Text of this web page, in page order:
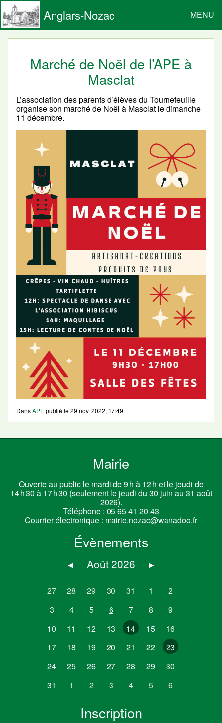
Anglars-Nozac MENU
Marché de Noël de l’APE à
Masclat
L’association des parents d’élèves du Tournefeuille
organise son marché de Noël à Masclat le dimanche
11 décembre.
DansAPEpublié le29 nov. 2022, 17:49
Mairie
Ouverte au public le mardi de 9 h à 12 h et le jeudi de
14 h 30 à 17 h 30 (seulement le jeudi du 30 juin au 31 août
2026).
Téléphone : 05 65 41 20 43
Courrier électronique : mairie.nozac@wanadoo.fr
Évènements
◂ Août 2026 ▸
27 28 29 30 31 1
2
3
4 5 6 7 8
9
10
11 12 13 14 15
16
17
18 19 20 21 22
23
24
25 26 27 28 29
30
31
1 2 3 4 5 6
Inscription